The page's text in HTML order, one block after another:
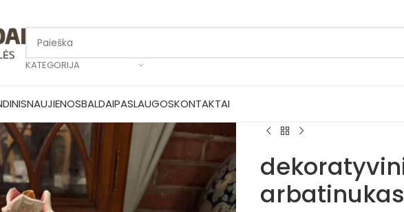
KATEGORIJA
NAUJIENOSBALDAIPASLAUGOSKONTAKTAI